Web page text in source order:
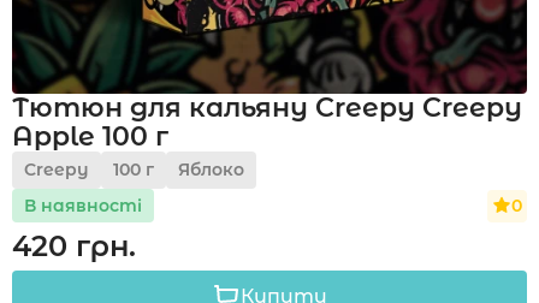
Акції
Укр
Тютюн для кальяну Creepy Creepy
Apple 100 г
Creepy 100 г
Яблоко
В наявності
0
420 грн.
Купити